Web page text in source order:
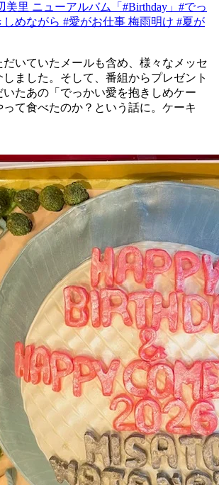
美里 ニューアルバム「#Birthday」#でっ
めながら #愛がお仕事 梅雨明け #夏が
いていたメールも含め、様々なメッセ
ました。そして、番組からプレゼント
いたあの「でっかい愛を抱きしめケー
って食べたのか？という話に。ケーキ